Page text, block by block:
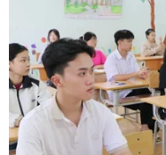
Cam kết về thúc